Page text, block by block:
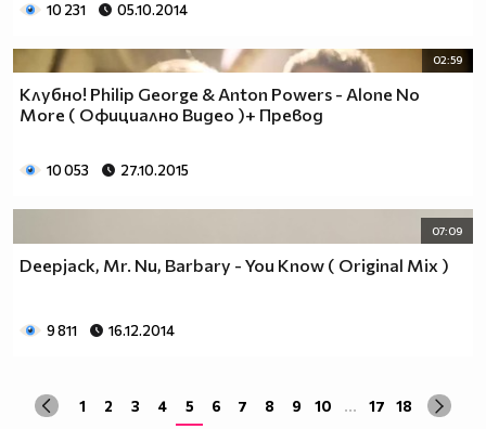
10 231 05.10.2014
02:59
Клубно! Philip George & Anton Powers - Alone No
More ( Официално Видео )+ Превод
10 053 27.10.2015
07:09
Deepjack, Mr. Nu, Barbary - You Know ( Original Mix )
9 811 16.12.2014
1 2 3 4 5 6 7 8 9 10 ... 17 18